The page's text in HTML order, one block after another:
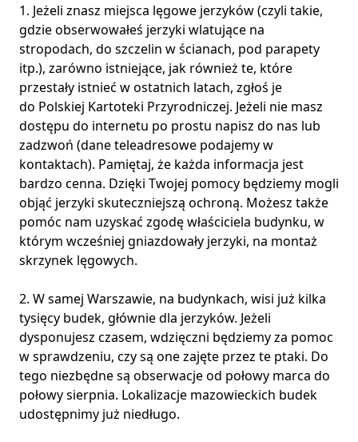
1. Jeżeli znasz miejsca lęgowe jerzyków (czyli takie,
gdzie obserwowałeś jerzyki wlatujące na
stropodach, do szczelin w ścianach, pod parapety
itp.), zarówno istniejące, jak również te, które
przestały istnieć w ostatnich latach, zgłoś je
do Polskiej Kartoteki Przyrodniczej. Jeżeli nie masz
dostępu do internetu po prostu napisz do nas lub
zadzwoń (dane teleadresowe podajemy w
kontaktach). Pamiętaj, że każda informacja jest
bardzo cenna. Dzięki Twojej pomocy będziemy mogli
objąć jerzyki skuteczniejszą ochroną. Możesz także
pomóc nam uzyskać zgodę właściciela budynku, w
którym wcześniej gniazdowały jerzyki, na montaż
skrzynek lęgowych.
2. W samej Warszawie, na budynkach, wisi już kilka
tysięcy budek, głównie dla jerzyków. Jeżeli
dysponujesz czasem, wdzięczni będziemy za pomoc
w sprawdzeniu, czy są one zajęte przez te ptaki. Do
tego niezbędne są obserwacje od połowy marca do
połowy sierpnia. Lokalizacje mazowieckich budek
udostępnimy już niedługo.